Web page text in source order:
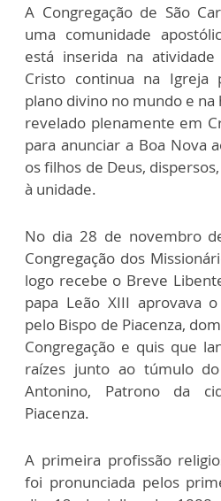
A Congregação de São
uma comunidade
está inserida na
Cristo continua na Igreja
plano divino no mundo e na
revelado plenamente em
para anunciar a Boa Nova
os filhos de Deus,
à unidade.
No dia 28 de novembro
Congregação dos
logo recebe o Breve
papa Leão XIII aprovava
pelo Bispo de Piacenza,
Congregação e quis que
raízes junto ao túmulo
Antonino, Patrono da
Piacenza.
A primeira profissão
foi pronunciada pelos